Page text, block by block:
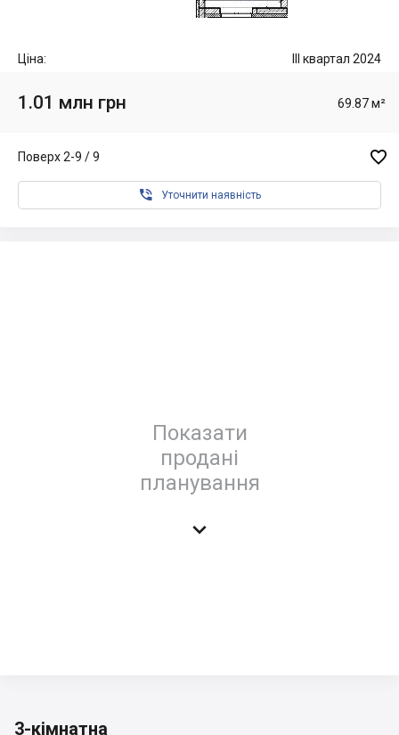
Ціна: III квартал 2024
1.01 млн грн 69.87 м²
Поверх 2-9 / 9 
 Уточнити наявність
Показати
продані
планування

3-кімнатна